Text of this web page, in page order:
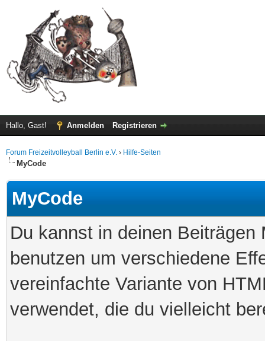
Hallo, Gast! Anmelden Registrieren
Forum Freizeitvolleyball Berlin e.V. › Hilfe-Seiten
MyCode
MyCode
Du kannst in deinen
benutzen um verschiedene
vereinfachte Variante von
verwendet, die du vielleicht